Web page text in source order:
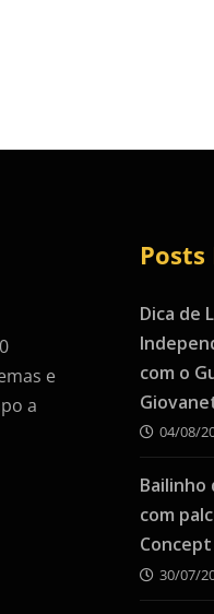
e
a
Posts
Dica de
com o
04/08/
Bailinho
com
30/07/